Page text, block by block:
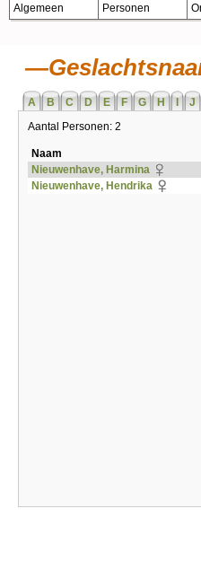
Algemeen Personen
A B C D E F G H J
Aantal Personen: 2
Naam
Nieuwenhave, Harmina
Nieuwenhave, Hendrika